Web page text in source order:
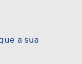
a sua